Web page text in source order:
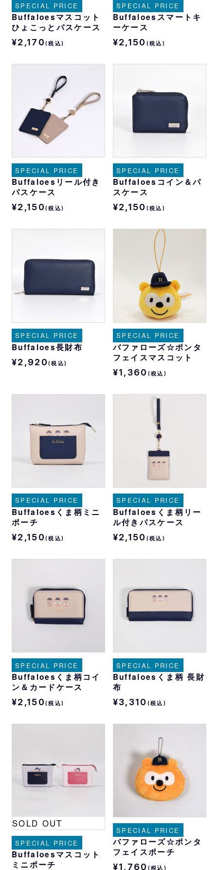
SPECIAL PRICE
Buffaloesマスコット
ひょこっとパスケース
¥2,170 (税込)
SPECIAL PRICE
Buffaloesスマートキ
ーケース
¥2,150 (税込)
SPECIAL PRICE
Buffaloesリール付き
パスケース
¥2,150 (税込)
SPECIAL PRICE
Buffaloesコイン＆パ
スケース
¥2,150 (税込)
SPECIAL PRICE
Buffaloes長財布
¥2,920 (税込)
SPECIAL PRICE
バファローズ☆ポンタ
フェイスマスコット
¥1,360 (税込)
SPECIAL PRICE
Buffaloesくま柄ミニ
ポーチ
¥2,150 (税込)
SPECIAL PRICE
Buffaloesくま柄リー
ル付きパスケース
¥2,150 (税込)
SPECIAL PRICE
Buffaloesくま柄コイ
ン＆カードケース
¥2,150 (税込)
SPECIAL PRICE
Buffaloesくま柄 長財
布
¥3,310 (税込)
SOLD OUT
SPECIAL PRICE
Buffaloesマスコット
ミニポーチ
SPECIAL PRICE
バファローズ☆ポンタ
フェイスポーチ
¥1,760 (税込)